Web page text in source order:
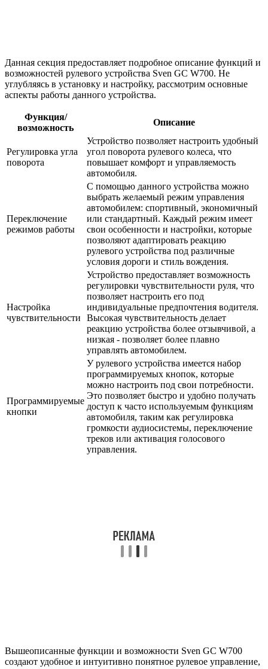
Данная секция предоставляет подробное описание функций и
возможностей рулевого устройства Sven GC W700. Не
углубляясь в установку и настройку, рассмотрим основные
аспекты работы данного устройства.
Функция/
возможность
Описание
Регулировка угла
поворота
Устройство позволяет настроить удобный
угол поворота рулевого колеса, что
повышает комфорт и управляемость
автомобиля.
Переключение
режимов работы
С помощью данного устройства можно
выбрать желаемый режим управления
автомобилем: спортивный, экономичный
или стандартный. Каждый режим имеет
свои особенности и настройки, которые
позволяют адаптировать реакцию
рулевого устройства под различные
условия дороги и стиль вождения.
Настройка
чувствительности
Устройство предоставляет возможность
регулировки чувствительности руля, что
позволяет настроить его под
индивидуальные предпочтения водителя.
Высокая чувствительность делает
реакцию устройства более отзывчивой, а
низкая - позволяет более плавно
управлять автомобилем.
Программируемые
кнопки
У рулевого устройства имеется набор
программируемых кнопок, которые
можно настроить под свои потребности.
Это позволяет быстро и удобно получать
доступ к часто используемым функциям
автомобиля, таким как регулировка
громкости аудиосистемы, переключение
треков или активация голосового
управления.
Вышеописанные функции и возможности Sven GC W700
создают удобное и интуитивно понятное рулевое управление,